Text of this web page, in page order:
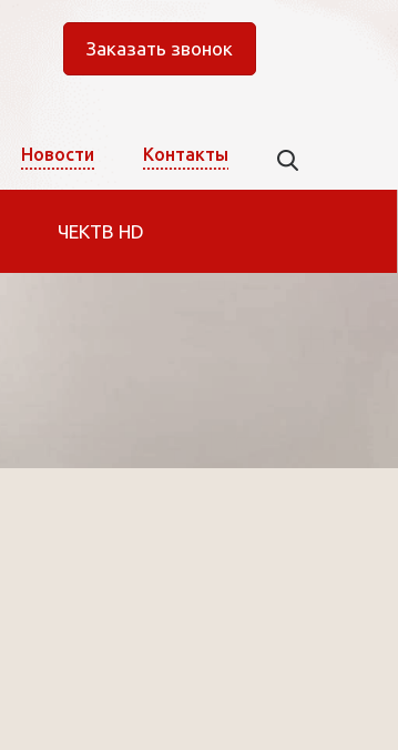
Заказать звонок
ЧЕКТВ HD
Новости Контакты